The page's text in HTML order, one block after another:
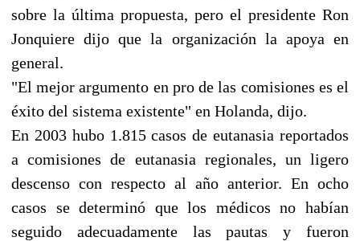
sobre la última propuesta, pero el presidente Ron
Jonquiere dijo que la organización la apoya en
general.
"El mejor argumento en pro de las comisiones es el
éxito del sistema existente" en Holanda, dijo.
En 2003 hubo 1.815 casos de eutanasia reportados
a comisiones de eutanasia regionales, un ligero
descenso con respecto al año anterior. En ocho
casos se determinó que los médicos no habían
seguido adecuadamente las pautas y fueron